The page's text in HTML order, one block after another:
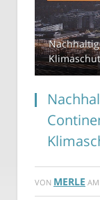
VON MERLE AM